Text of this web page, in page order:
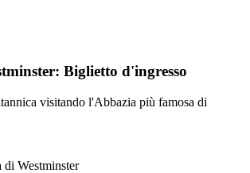
Biglietto d'ingresso
visitando l'Abbazia più famosa di
di Westminster